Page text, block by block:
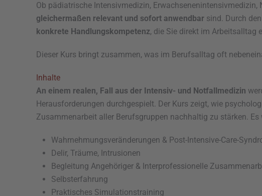
Ob pädiatrische Intensivmedizin,
gleichermaßen relevant und sofort anwendbar sind. Durch
konkrete Handlungskompetenz, die Sie direkt im Arbeitsalltag
Dieser Kurs bringt zusammen, was im Berufsalltag oft
Inhalte
An einem realen, Fall aus der Intensiv- und Notfallmedizin
Herausforderungen durchgespielt. Der Kurs zeigt, wie
Zusammenarbeit aller Berufsgruppen nachhaltig zu stärken.
Wahrnehmungsveränderungen & Post-Intensive-Care-
Delir, Träume, Intrusionen
Begleitung Angehöriger & Interprofessionelle
Selbsterfahrung
Praktisches Simulationstraining